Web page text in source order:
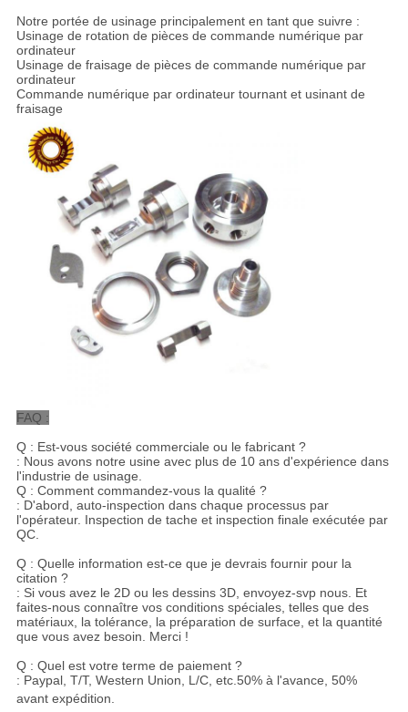
Notre portée de usinage principalement en tant que suivre :
Usinage de rotation de pièces de commande numérique par
ordinateur
Usinage de fraisage de pièces de commande numérique par
ordinateur
Commande numérique par ordinateur tournant et usinant de
fraisage
FAQ :
Q : Est-vous société commerciale ou le fabricant ?
: Nous avons notre usine avec plus de 10 ans d'expérience dans
l'industrie de usinage.
Q : Comment commandez-vous la qualité ?
: D'abord, auto-inspection dans chaque processus par
l'opérateur. Inspection de tache et inspection finale exécutée par
QC.
Q : Quelle information est-ce que je devrais fournir pour la
citation ?
: Si vous avez le 2D ou les dessins 3D, envoyez-svp nous. Et
faites-nous connaître vos conditions spéciales, telles que des
matériaux, la tolérance, la préparation de surface, et la quantité
que vous avez besoin. Merci !
Q : Quel est votre terme de paiement ?
: Paypal, T/T, Western Union, L/C, etc.50% à l'avance, 50%
avant expédition.